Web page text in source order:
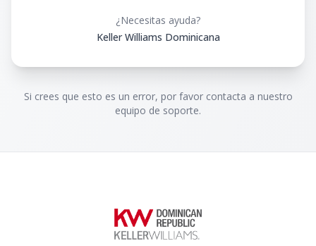
¿Necesitas ayuda?
Keller Williams Dominicana
Si crees que esto es un error, por favor contacta a nuestro
equipo de soporte.